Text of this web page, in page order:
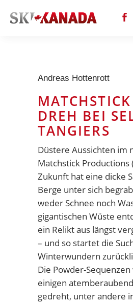
Andreas Hottenrott
DREH BEI
TANGIERS
Düstere Aussichten im
Matchstick Productions
Zukunft hat eine dicke
Berge unter sich
weder Schnee noch
gigantischen Wüste
ein Relikt aus längst
– und so startet die
Winterwundern
Die Powder-
einigen
gedreht, unter andere